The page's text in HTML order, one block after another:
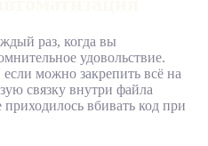
раз, когда вы
удовольствие.
можно закрепить всё на
связку внутри файла
вбивать код при